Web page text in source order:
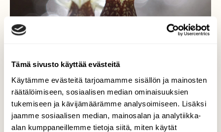
Tämä sivusto käyttää evästeitä
Käytämme evästeitä tarjoamamme sisällön ja mainosten
räätälöimiseen, sosiaalisen median ominaisuuksien
tukemiseen ja kävijämäärämme analysoimiseen. Lisäksi
jaamme sosiaalisen median, mainosalan ja analytiikka-
alan kumppaneillemme tietoja siitä, miten käytät
Silene Uniflora...merikohokki